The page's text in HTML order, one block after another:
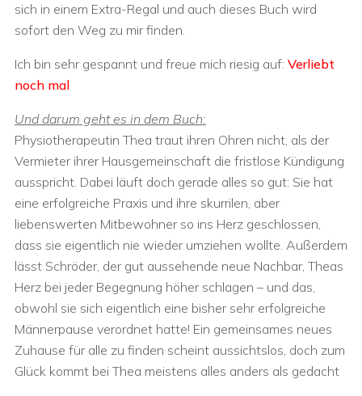
sich in einem Extra-Regal und auch dieses Buch wird
sofort den Weg zu mir finden.
Ich bin sehr gespannt und freue mich riesig auf: Verliebt
noch mal
Und darum geht es in dem Buch:
Physiotherapeutin Thea traut ihren Ohren nicht, als der
Vermieter ihrer Hausgemeinschaft die fristlose Kündigung
ausspricht. Dabei läuft doch gerade alles so gut: Sie hat
eine erfolgreiche Praxis und ihre skurrilen, aber
liebenswerten Mitbewohner so ins Herz geschlossen,
dass sie eigentlich nie wieder umziehen wollte. Außerdem
lässt Schröder, der gut aussehende neue Nachbar, Theas
Herz bei jeder Begegnung höher schlagen – und das,
obwohl sie sich eigentlich eine bisher sehr erfolgreiche
Männerpause verordnet hatte! Ein gemeinsames neues
Zuhause für alle zu finden scheint aussichtslos, doch zum
Glück kommt bei Thea meistens alles anders als gedacht